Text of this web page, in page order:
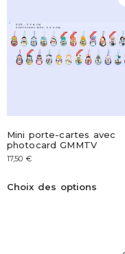
Mini porte-cartes avec
photocard GMMTV
17,50 €
Choix des options